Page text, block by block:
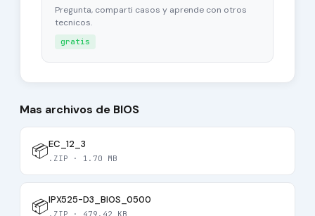
Pregunta, comparti casos y aprende con otros
tecnicos.
gratis
Mas archivos de BIOS
📦EC_12_3
.ZIP · 1.70 MB
📦IPX525-D3_BIOS_0500
.ZIP · 479.42 KB